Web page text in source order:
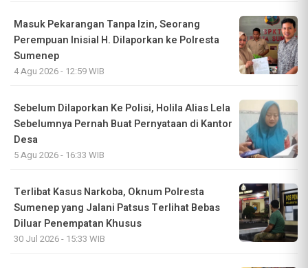
Masuk Pekarangan Tanpa Izin, Seorang
Perempuan Inisial H. Dilaporkan ke Polresta
Sumenep
4 Agu 2026 - 12:59 WIB
Sebelum Dilaporkan Ke Polisi, Holila Alias Lela
Sebelumnya Pernah Buat Pernyataan di Kantor
Desa
5 Agu 2026 - 16:33 WIB
Terlibat Kasus Narkoba, Oknum Polresta
Sumenep yang Jalani Patsus Terlihat Bebas
Diluar Penempatan Khusus
30 Jul 2026 - 15:33 WIB